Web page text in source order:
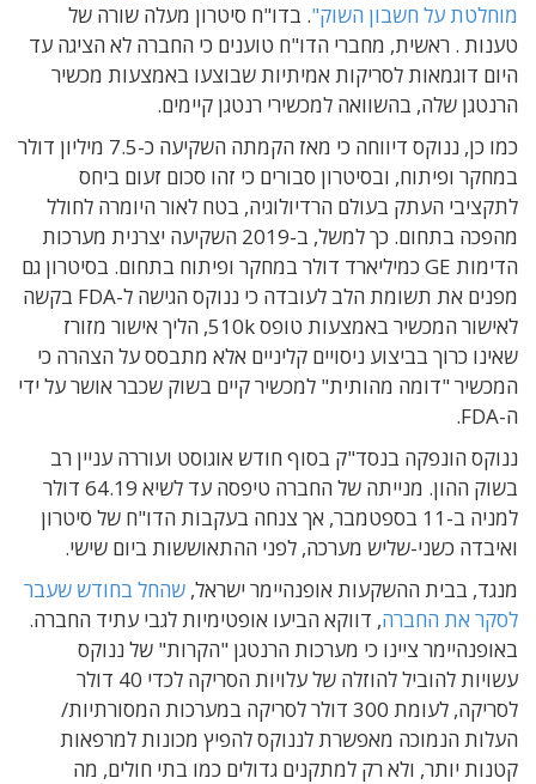
מוחלטת על חשבון השוק". בדו"ח סיטרון מעלה שורה של
טענות . ראשית, מחברי הדו"ח טוענים כי החברה לא הציגה עד
היום דוגמאות לסריקות אמיתיות שבוצעו באמצעות מכשיר
הרנטגן שלה, בהשוואה למכשירי רנטגן קיימים.
כמו כן, ננוקס דיווחה כי מאז הקמתה השקיעה כ-7.5 מיליון דולר
במחקר ופיתוח, ובסיטרון סבורים כי זהו סכום זעום ביחס
לתקציבי העתק בעולם הרדיולוגיה, בטח לאור היומרה לחולל
מהפכה בתחום. כך למשל, ב-2019 השקיעה יצרנית מערכות
הדימות GE כמיליארד דולר במחקר ופיתוח בתחום. בסיטרון גם
מפנים את תשומת הלב לעובדה כי ננוקס הגישה ל-FDA בקשה
לאישור המכשיר באמצעות טופס 510k, הליך אישור מזורז
שאינו כרוך בביצוע ניסויים קליניים אלא מתבסס על הצהרה כי
המכשיר "דומה מהותית" למכשיר קיים בשוק שכבר אושר על ידי
ה-FDA.
ננוקס הונפקה בנסד"ק בסוף חודש אוגוסט ועוררה עניין רב
בשוק ההון. מנייתה של החברה טיפסה עד לשיא 64.19 דולר
למניה ב-11 בספטמבר, אך צנחה בעקבות הדו"ח של סיטרון
ואיבדה כשני-שליש מערכה, לפני ההתאוששות ביום שישי.
מנגד, בבית ההשקעות אופנהיימר ישראל, שהחל בחודש שעבר
לסקר את החברה, דווקא הביעו אופטימיות לגבי עתיד החברה.
באופנהיימר ציינו כי מערכות הרנטגן "הקרות" של ננוקס
עשויות להוביל להוזלה של עלויות הסריקה לכדי 40 דולר
לסריקה, לעומת 300 דולר לסריקה במערכות המסורתיות/
העלות הנמוכה מאפשרת לננוקס להפיץ מכונות למרפאות
קטנות יותר, ולא רק למתקנים גדולים כמו בתי חולים, מה